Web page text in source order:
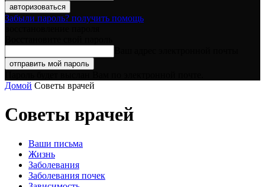
Забыли пароль? получить помощь
Домой Советы врачей
Советы врачей
Ваши письма
Жизнь
Заболевания
Заболевания почек